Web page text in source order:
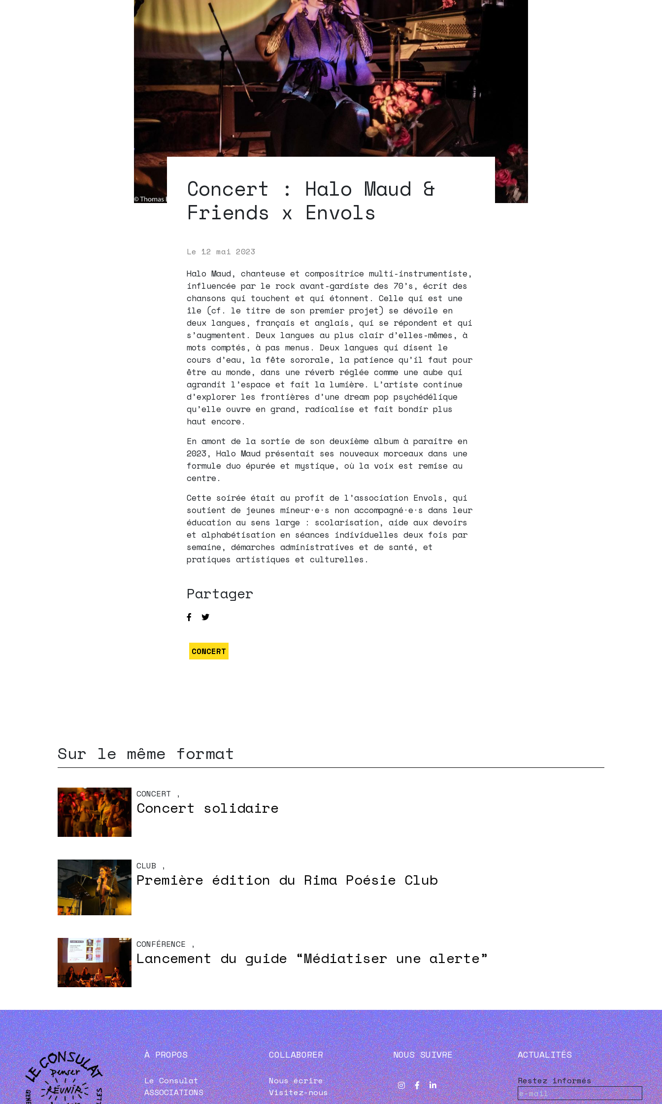
Concert : Halo Maud &
Friends x Envols
Le 12 mai 2023
Halo Maud, chanteuse et compositrice multi-instrumentiste,
influencée par le rock avant-gardiste des 70’s, écrit des
chansons qui touchent et qui étonnent. Celle qui est une
île (cf. le titre de son premier projet) se dévoile en
deux langues, français et anglais, qui se répondent et qui
s’augmentent. Deux langues au plus clair d’elles-mêmes, à
mots comptés, à pas menus. Deux langues qui disent le
cours d’eau, la fête sororale, la patience qu’il faut pour
être au monde, dans une réverb réglée comme une aube qui
agrandit l’espace et fait la lumière. L’artiste continue
d’explorer les frontières d’une dream pop psychédélique
qu’elle ouvre en grand, radicalise et fait bondir plus
haut encore.
En amont de la sortie de son deuxième album à paraitre en
2023, Halo Maud présentait ses nouveaux morceaux dans une
formule duo épurée et mystique, où la voix est remise au
centre.
Cette soirée était au profit de l’association Envols, qui
soutient de jeunes mineur·e·s non accompagné·e·s dans leur
éducation au sens large : scolarisation, aide aux devoirs
et alphabétisation en séances individuelles deux fois par
semaine, démarches administratives et de santé, et
pratiques artistiques et culturelles.
Partager
CONCERT
Sur le même format
CONCERT ,
Concert solidaire
CLUB ,
Première édition du Rima Poésie Club
CONFÉRENCE ,
Lancement du guide “Médiatiser une alerte”
À PROPOS
Le Consulat
ASSOCIATIONS
COLLABORER
Nous écrire
Visitez-nous
NOUS SUIVRE ACTUALITÉS
Restez informés